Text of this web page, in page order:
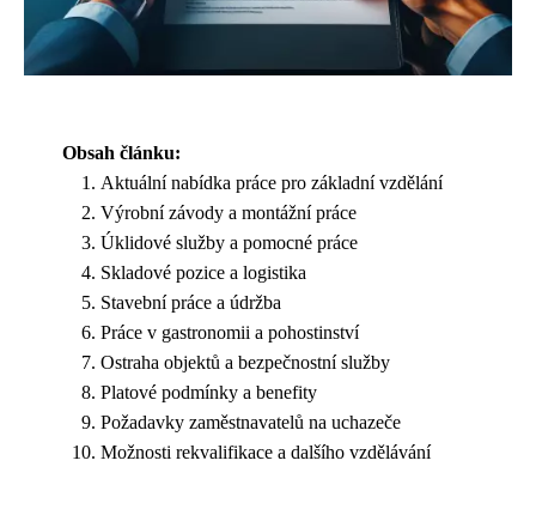
Obsah článku:
Aktuální nabídka práce pro základní vzdělání
Výrobní závody a montážní práce
Úklidové služby a pomocné práce
Skladové pozice a logistika
Stavební práce a údržba
Práce v gastronomii a pohostinství
Ostraha objektů a bezpečnostní služby
Platové podmínky a benefity
Požadavky zaměstnavatelů na uchazeče
Možnosti rekvalifikace a dalšího vzdělávání